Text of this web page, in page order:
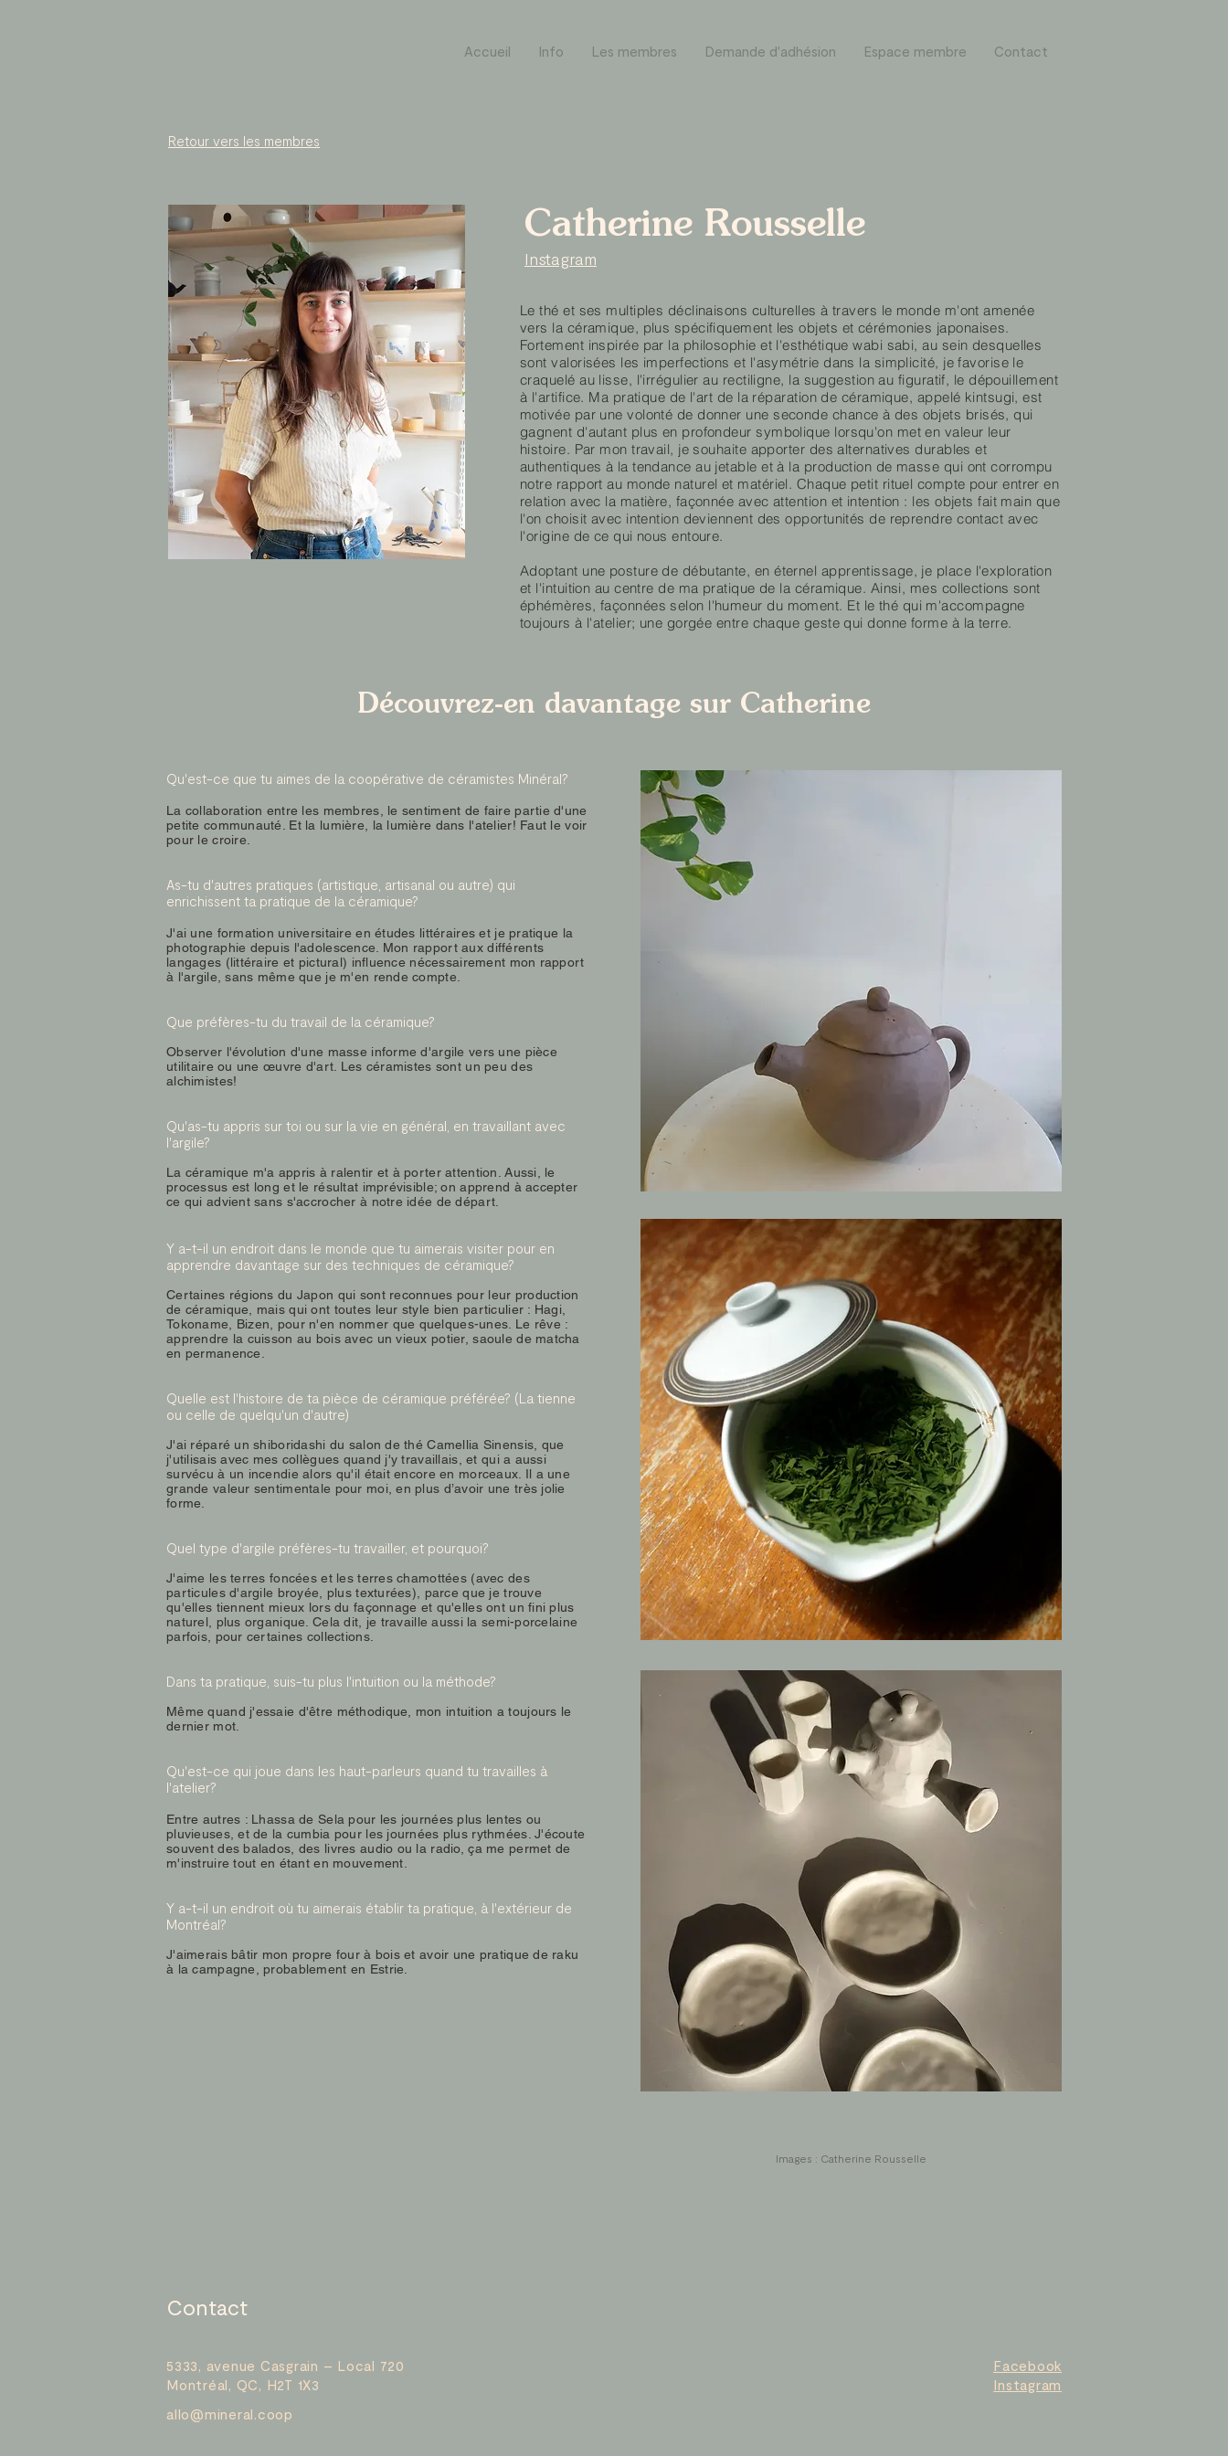
Accueil Info Les membres Demande d'adhésion Espace membre Contact
Retour vers les membres
Catherine Rousselle
Instagram
Le thé et ses multiples déclinaisons culturelles à travers le monde m'ont amenée
vers la céramique, plus spécifiquement les objets et cérémonies japonaises.
Fortement inspirée par la philosophie et l'esthétique wabi sabi, au sein desquelles
sont valorisées les imperfections et l'asymétrie dans la simplicité, je favorise le
craquelé au lisse, l'irrégulier au rectiligne, la suggestion au figuratif, le dépouillement
à l'artifice. Ma pratique de l'art de la réparation de céramique, appelé kintsugi, est
motivée par une volonté de donner une seconde chance à des objets brisés, qui
gagnent d'autant plus en profondeur symbolique lorsqu'on met en valeur leur
histoire. Par mon travail, je souhaite apporter des alternatives durables et
authentiques à la tendance au jetable et à la production de masse qui ont corrompu
notre rapport au monde naturel et matériel. Chaque petit rituel compte pour entrer en
relation avec la matière, façonnée avec attention et intention : les objets fait main que
l'on choisit avec intention deviennent des opportunités de reprendre contact avec
l'origine de ce qui nous entoure.
Adoptant une posture de débutante, en éternel apprentissage, je place l'exploration
et l'intuition au centre de ma pratique de la céramique. Ainsi, mes collections sont
éphémères, façonnées selon l'humeur du moment. Et le thé qui m'accompagne
toujours à l'atelier; une gorgée entre chaque geste qui donne forme à la terre.
Découvrez-en davantage sur Catherine
Qu'est-ce que tu aimes de la coopérative de céramistes Minéral?
La collaboration entre les membres, le sentiment de faire partie d'une
petite communauté. Et la lumière, la lumière dans l'atelier! Faut le voir
pour le croire.
As-tu d'autres pratiques (artistique, artisanal ou autre) qui
enrichissent ta pratique de la céramique?
J'ai une formation universitaire en études littéraires et je pratique la
photographie depuis l'adolescence. Mon rapport aux différents
langages (littéraire et pictural) influence nécessairement mon rapport
à l'argile, sans même que je m'en rende compte.
Que préfères-tu du travail de la céramique?
Observer l'évolution d'une masse informe d'argile vers une pièce
utilitaire ou une œuvre d'art. Les céramistes sont un peu des
alchimistes!
Qu'as-tu appris sur toi ou sur la vie en général, en travaillant avec
l'argile?
La céramique m'a appris à ralentir et à porter attention. Aussi, le
processus est long et le résultat imprévisible; on apprend à accepter
ce qui advient sans s'accrocher à notre idée de départ.
Y a-t-il un endroit dans le monde que tu aimerais visiter pour en
apprendre davantage sur des techniques de céramique?
Certaines régions du Japon qui sont reconnues pour leur production
de céramique, mais qui ont toutes leur style bien particulier : Hagi,
Tokoname, Bizen, pour n'en nommer que quelques-unes. Le rêve :
apprendre la cuisson au bois avec un vieux potier, saoule de matcha
en permanence.
Quelle est l'histoire de ta pièce de céramique préférée? (La tienne
ou celle de quelqu'un d'autre)
J'ai réparé un shiboridashi du salon de thé Camellia Sinensis, que
j'utilisais avec mes collègues quand j'y travaillais, et qui a aussi
survécu à un incendie alors qu'il était encore en morceaux. Il a une
grande valeur sentimentale pour moi, en plus d’avoir une très jolie
forme.
Quel type d'argile préfères-tu travailler, et pourquoi?
J'aime les terres foncées et les terres chamottées (avec des
particules d'argile broyée, plus texturées), parce que je trouve
qu'elles tiennent mieux lors du façonnage et qu'elles ont un fini plus
naturel, plus organique. Cela dit, je travaille aussi la semi-porcelaine
parfois, pour certaines collections.
Dans ta pratique, suis-tu plus l'intuition ou la méthode?
Même quand j'essaie d'être méthodique, mon intuition a toujours le
dernier mot.
Qu'est-ce qui joue dans les haut-parleurs quand tu travailles à
l'atelier?
Entre autres : Lhassa de Sela pour les journées plus lentes ou
pluvieuses, et de la cumbia pour les journées plus rythmées. J'écoute
souvent des balados, des livres audio ou la radio, ça me permet de
m'instruire tout en étant en mouvement.
Y a-t-il un endroit où tu aimerais établir ta pratique, à l'extérieur de
Montréal?
J'aimerais bâtir mon propre four à bois et avoir une pratique de raku
à la campagne, probablement en Estrie.
Images : Catherine Rousselle
Contact
5333, avenue Casgrain – Local 720
Montréal, QC, H2T 1X3
allo@mineral.coop
Facebook
Instagram